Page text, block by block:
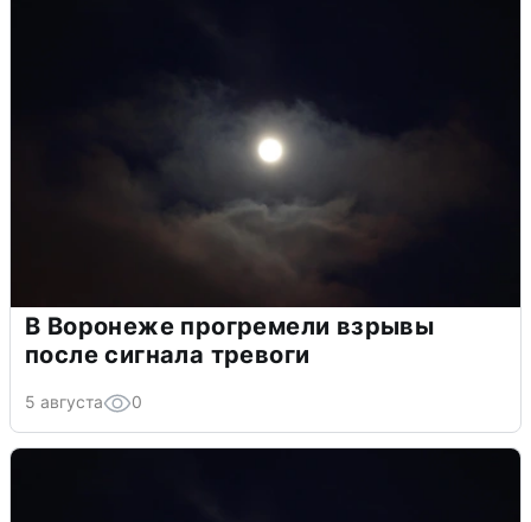
В Воронеже прогремели взрывы
после сигнала тревоги
5 августа 0